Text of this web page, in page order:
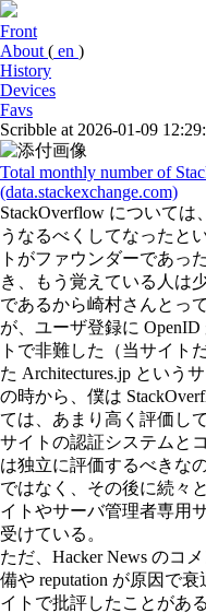
Front
About ( en )
History
Devices
Favs
Scribble at 2026-01-09
Total monthly number of
(data.stackexchange.com)
StackOverflow について
うなるべくしてなったと
トがファウンダーであっ
き、もう覚えている人は
であるから崎村さんとっ
が、ユーザ登録に
トで非難した（当サイト
た Architectures.jp という
の時から、僕は
ては、あまり高く評価し
サイトの認証システムと
は独立に評価するべきな
ではなく、その後に続々
イトやサーバ管理者専用
受けている。
ただ、Hacker News のコ
備や reputation が原因で
イトで批評したことがあ